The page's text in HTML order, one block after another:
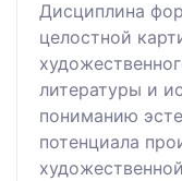
Дисциплина
целостной
литературы и
пониманию
потенциала